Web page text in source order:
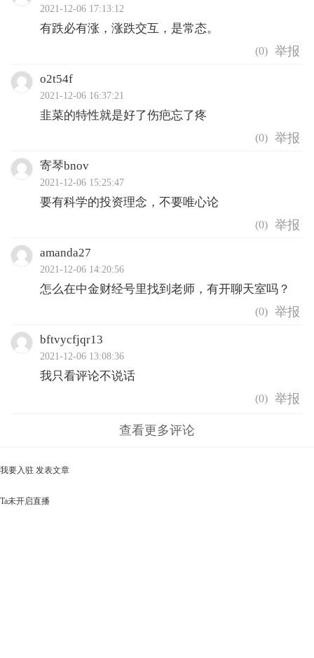
2021-12-06 17:13:12
有跌必有涨，涨跌交互，是常态。
(0)
o2t54f
2021-12-06 16:37:21
韭菜的特性就是好了伤疤忘了疼
(0)
寄琴bnov
2021-12-06 15:25:47
要有科学的投资理念，不要唯心论
(0)
amanda27
2021-12-06 14:20:56
怎么在中金财经号里找到老师，有开聊天室吗？
(0)
bftvycfjqr13
2021-12-06 13:08:36
我只看评论不说话
(0)
查看更多评论
我要入驻 发表文章
Ta未开启直播